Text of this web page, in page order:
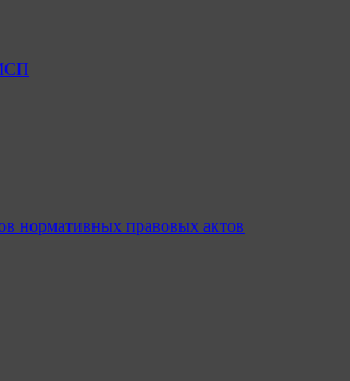
нормативных правовых актов